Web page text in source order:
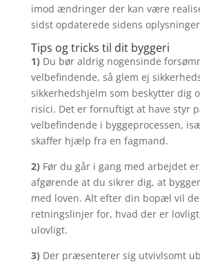
imod ændringer der kan være
sidst opdaterede sidens
Tips og tricks til dit byggeri
1) Du bør aldrig nogensinde
velbefindende, så glem ej
sikkerhedshjelm som beskytter dig
risici. Det er fornuftigt at have styr
velbefindende i byggeprocessen,
skaffer hjælp fra en fagmand.
2) Før du går i gang med arbejdet
afgørende at du sikrer dig, at
med loven. Alt efter din bopæl vil
retningslinjer for, hvad der er
ulovligt.
3) Der præsenterer sig utvivlsomt